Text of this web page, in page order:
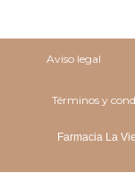
Aviso legal
Términos y
Farmacia La